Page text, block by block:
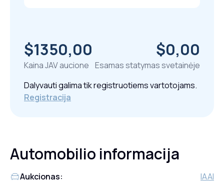
$1350,00
Kaina JAV aucione
$0,00
Esamas statymas svetainėje
Dalyvauti galima tik registruotiems vartotojams.
Registracija
Automobilio informacija
Aukcionas:
IAAI